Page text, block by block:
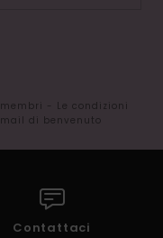
- Le condizioni
di benvenuto
Contattaci